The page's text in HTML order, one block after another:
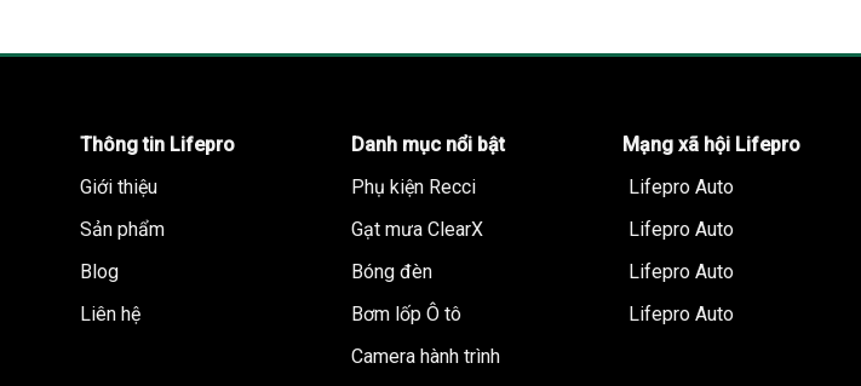
Thông tin Lifepro
Giới thiệu
Sản phẩm
Blog
Liên hệ
Danh mục nổi bật
Phụ kiện Recci
Gạt mưa ClearX
Bóng đèn
Bơm lốp Ô tô
Camera hành trình
Mạng xã hội Lifepro
Lifepro Auto
Lifepro Auto
Lifepro Auto
Lifepro Auto